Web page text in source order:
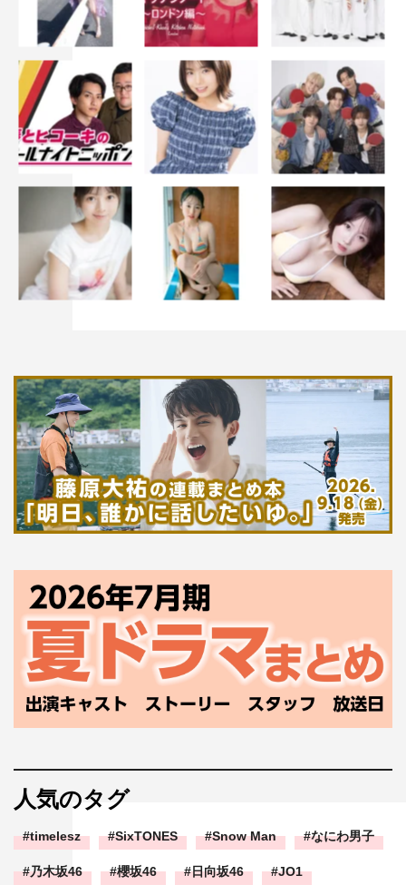
そして、“巨大折り紙博士ちゃん”辻合うらくん（11歳）も
番組初登場。通常の60倍の巨大折り紙で、6時間かけて作
った渾身の作品を披露。その超巨大な最新作とは。
彼らのアートに触れたYOSHIKIは「カルチャーショックと
いうか…！ 純粋な発想で芸術に向かっている彼らの姿
に、自分も学ぶことがたくさんあるなと思いました」と感
さらにアート博士ちゃんたちはここぞとばかりにYOSHIKI
にガチ質問をぶつける。「アイデアは天から降ってくるの
ですか？」とアートに関連する質問から、アートに没頭し
すぎる博士ちゃんからは「勉強って大事ですか？」と珍質
『サンドウィッチマン＆芦田愛菜の博士ちゃん』©テレビ朝日
また、番組では放送日の翌日6月23日（日）に20歳のバー
スデーを迎える芦田をサンドウィッチマンの2人が祝福。
ー！」とサプライズで祝福された芦田は「番組名、間違え
たかと…」とビックリ。「うれしい！ ありがとうござい
人気のタグ
timelesz SixTONES Snow Man なにわ男子
乃木坂46 櫻坂46 日向坂46 JO1